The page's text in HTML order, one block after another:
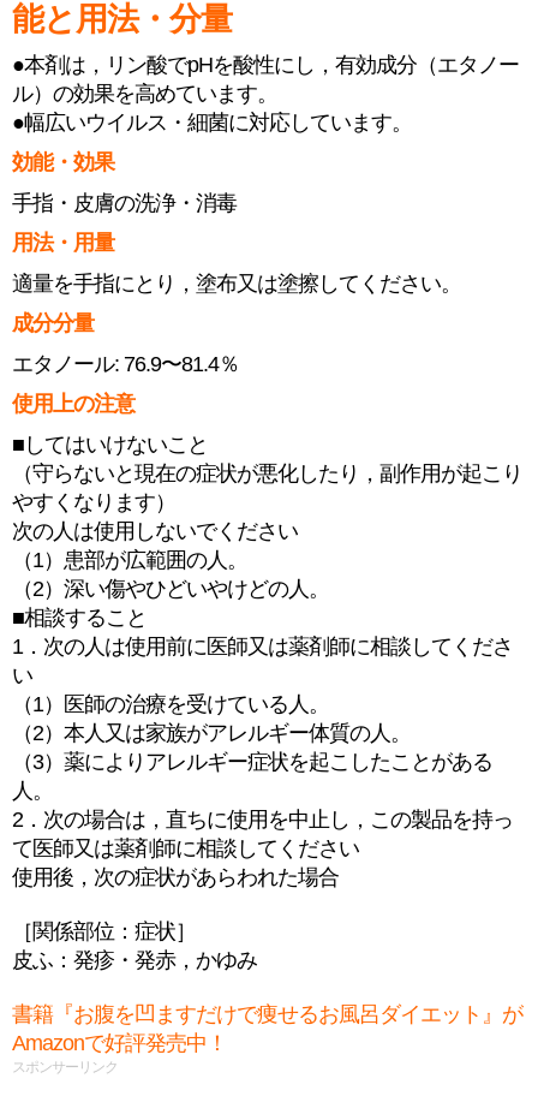
能と用法・分量
●本剤は，リン酸でpHを酸性にし，有効成分（エタノー
ル）の効果を高めています。
●幅広いウイルス・細菌に対応しています。
効能・効果
手指・皮膚の洗浄・消毒
用法・用量
適量を手指にとり，塗布又は塗擦してください。
成分分量
エタノール: 76.9〜81.4％
使用上の注意
■してはいけないこと
（守らないと現在の症状が悪化したり，副作用が起こり
やすくなります）
次の人は使用しないでください
（1）患部が広範囲の人。
（2）深い傷やひどいやけどの人。
■相談すること
1．次の人は使用前に医師又は薬剤師に相談してくださ
い
（1）医師の治療を受けている人。
（2）本人又は家族がアレルギー体質の人。
（3）薬によりアレルギー症状を起こしたことがある
人。
2．次の場合は，直ちに使用を中止し，この製品を持っ
て医師又は薬剤師に相談してください
使用後，次の症状があらわれた場合
［関係部位：症状］
皮ふ：発疹・発赤，かゆみ
書籍『お腹を凹ますだけで痩せるお風呂ダイエット』が
Amazonで好評発売中！
スポンサーリンク